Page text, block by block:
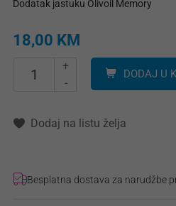
Dodatak jastuku Olivoil Memory
18,00 KM
+
-
DODAJ U
Dodaj na listu želja
Besplatna dostava za narudžbe